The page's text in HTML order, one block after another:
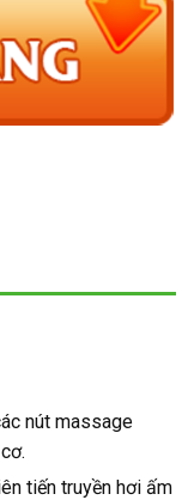
nút massage
tiến truyền hơi ấm